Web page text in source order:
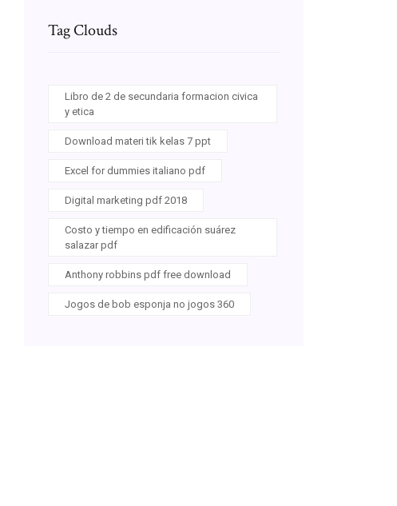
Tag Clouds
Libro de 2 de secundaria formacion civica
y etica
Download materi tik kelas 7 ppt
Excel for dummies italiano pdf
Digital marketing pdf 2018
Costo y tiempo en edificación suárez
salazar pdf
Anthony robbins pdf free download
Jogos de bob esponja no jogos 360